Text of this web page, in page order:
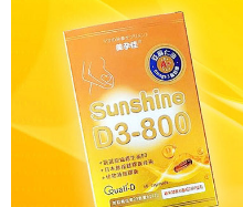
ATM／網路銀行／等多元方式進行
※ 請注意：結帳手續完成當下不需
購買商品的店家。未經商家同意取
後付繳納相關費用。
※ 交易是否成功請以「AFTEE先享
是否繳費成功／繳費後需取消欲退
客戶支援中心」https://
【注意事項】
１．透過由恩沛科技股份有限公司
每筆NT$80，滿NT$600(含以上
郵局（離島配送）
每筆NT$125
付款後門市自取